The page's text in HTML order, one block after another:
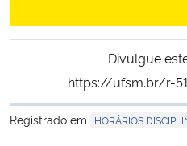
Ministério do Desenvolvimento Regional
Divulgue
https://ufsm.br/r-
Registrado em
HORÁRIOS